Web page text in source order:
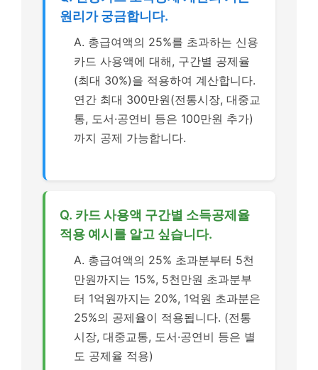
원리가 궁금합니다.
A. 총급여액의 25%를 초과하는 신용
카드 사용액에 대해, 구간별 공제율
(최대 30%)을 적용하여 계산합니다.
연간 최대 300만원(전통시장, 대중교
통, 도서·공연비 등은 100만원 추가)
까지 공제 가능합니다.
Q. 카드 사용액 구간별 소득공제율
적용 예시를 알고 싶습니다.
A. 총급여액의 25% 초과분부터 5천
만원까지는 15%, 5천만원 초과분부
터 1억원까지는 20%, 1억원 초과분은
25%의 공제율이 적용됩니다. (전통
시장, 대중교통, 도서·공연비 등은 별
도 공제율 적용)